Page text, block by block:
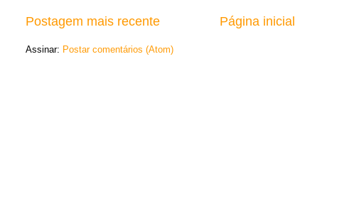
Postagem mais recente Página inicial
Assinar: Postar comentários (Atom)